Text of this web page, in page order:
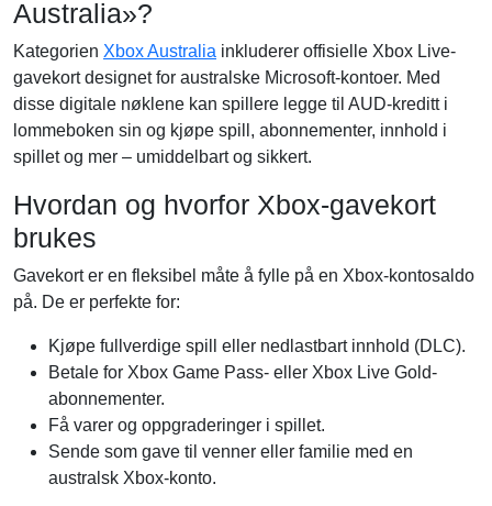
Australia»?
Kategorien Xbox Australia inkluderer offisielle Xbox Live-
gavekort designet for australske Microsoft-kontoer. Med
disse digitale nøklene kan spillere legge til AUD-kreditt i
lommeboken sin og kjøpe spill, abonnementer, innhold i
spillet og mer – umiddelbart og sikkert.
Hvordan og hvorfor Xbox-gavekort
brukes
Gavekort er en fleksibel måte å fylle på en Xbox-kontosaldo
på. De er perfekte for:
Kjøpe fullverdige spill eller nedlastbart innhold (DLC).
Betale for Xbox Game Pass- eller Xbox Live Gold-
abonnementer.
Få varer og oppgraderinger i spillet.
Sende som gave til venner eller familie med en
australsk Xbox-konto.